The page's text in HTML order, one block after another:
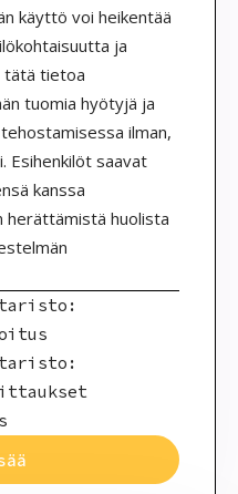
käyttö voi heikentää
ja
tätä tietoa
tuomia hyötyjä ja
ilman,
Esihenkilöt saavat
kanssa
huolista